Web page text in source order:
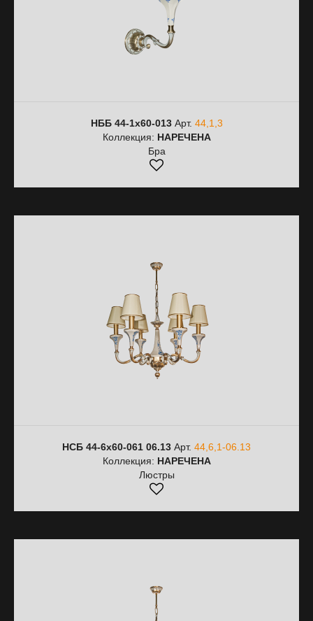
НББ 44-1х60-013Арт. 44,1,3
Коллекция: НАРЕЧЕНА
Бра
НСБ 44-6х60-061 06.13 Арт. 44,6,1-06.13
Коллекция: НАРЕЧЕНА
Люстры